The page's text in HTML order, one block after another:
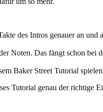
des Intros genauer an
Noten. Das fängt schon
Baker Street Tutorial
Tutorial genau der richtige